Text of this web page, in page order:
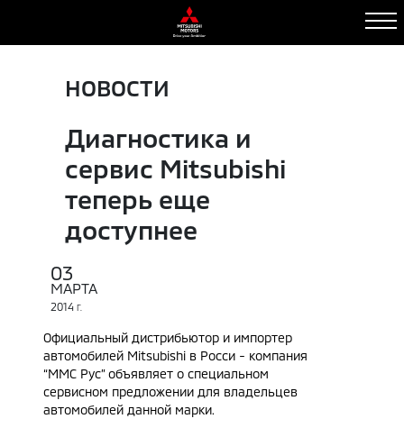
НОВОСТИ
Диагностика и
сервис Mitsubishi
теперь еще
доступнее
03
МАРТА
2014 Г.
Официальный дистрибьютор и импортер
автомобилей Mitsubishi в Росси - компания
“ММС Рус” объявляет о специальном
сервисном предложении для владельцев
автомобилей данной марки.